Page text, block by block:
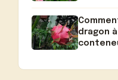
dragon